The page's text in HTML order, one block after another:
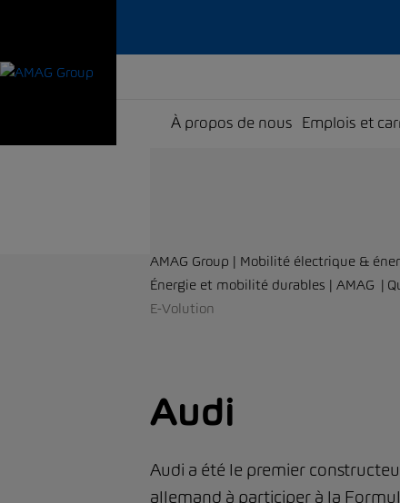
À propos de nous Emplois et
AMAG Group | Mobilité électrique &
Énergie et mobilité durables | AMAG
E-Volution
Audi
Audi a été le premier
allemand à participer à la